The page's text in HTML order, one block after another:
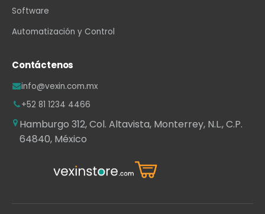
Software
Automatización y Control
Contáctenos
info@vexin.com.mx
+52 81 1234 4466
Hamburgo 312, Col. Altavista, Monterrey, N.L., C.P.
64840, México